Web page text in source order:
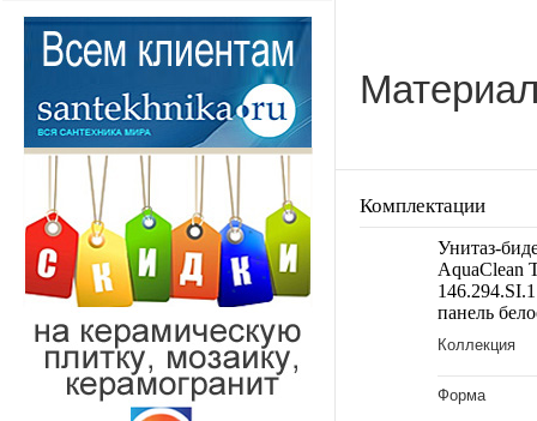
Комплектации
Унитаз-
AquaClean
панель
Коллекция
Форма